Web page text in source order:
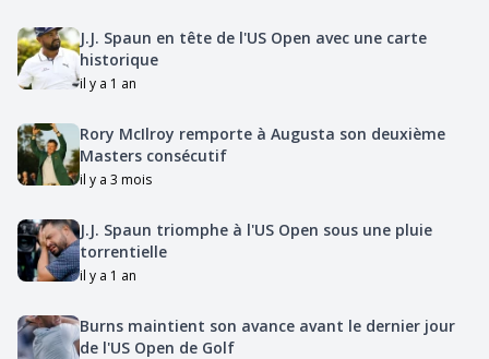
J.J. Spaun en tête de l'US Open avec une carte
historique
il y a 1 an
Rory McIlroy remporte à Augusta son deuxième
Masters consécutif
il y a 3 mois
J.J. Spaun triomphe à l'US Open sous une pluie
torrentielle
il y a 1 an
Burns maintient son avance avant le dernier jour
de l'US Open de Golf